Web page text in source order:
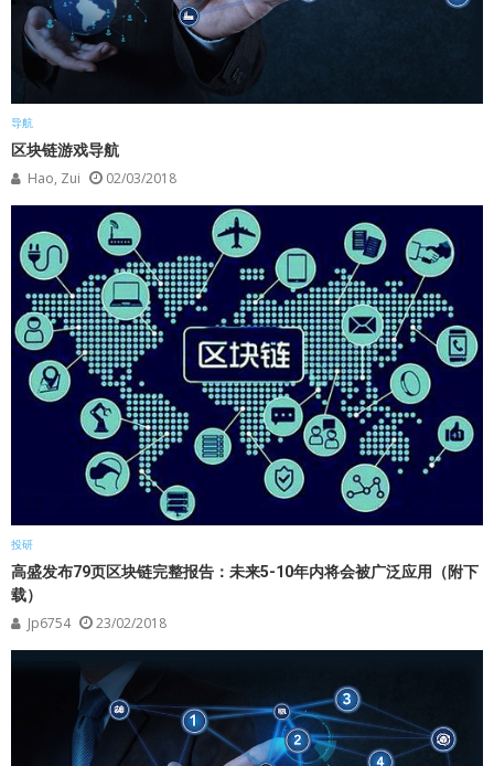
导航
区块链游戏导航
Hao, Zui 02/03/2018
投研
高盛发布79页区块链完整报告：未来5-10年内将会被广泛应用（附下
载）
Jp6754 23/02/2018